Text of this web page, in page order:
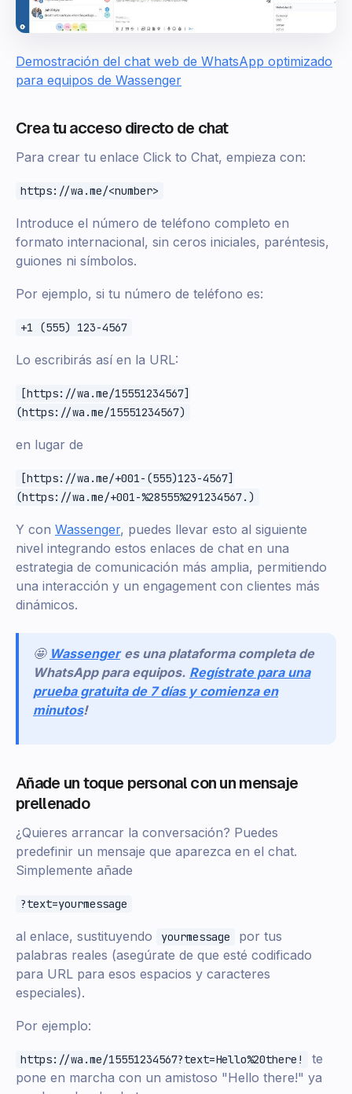
Demostración del chat web de WhatsApp optimizado
para equipos de Wassenger
Crea tu acceso directo de chat
Para crear tu enlace Click to Chat, empieza con:
https://wa.me/<number>
Introduce el número de teléfono completo en
formato internacional, sin ceros iniciales, paréntesis,
guiones ni símbolos.
Por ejemplo, si tu número de teléfono es:
+1 (555) 123-4567
Lo escribirás así en la URL:
[https://wa.me/15551234567]
(https://wa.me/15551234567)
en lugar de
[https://wa.me/+001-(555)123-4567]
(https://wa.me/+001-%28555%291234567.)
Y con Wassenger, puedes llevar esto al siguiente
nivel integrando estos enlaces de chat en una
estrategia de comunicación más amplia, permitiendo
una interacción y un engagement con clientes más
dinámicos.
🤩 Wassenger es una plataforma completa de
WhatsApp para equipos. Regístrate para una
prueba gratuita de 7 días y comienza en
minutos!
Añade un toque personal con un mensaje
prellenado
¿Quieres arrancar la conversación? Puedes
predefinir un mensaje que aparezca en el chat.
Simplemente añade
?text=yourmessage
al enlace, sustituyendo yourmessage
por tus
palabras reales (asegúrate de que esté codificado
para URL para esos espacios y caracteres
especiales).
Por ejemplo:
https://wa.me/15551234567?text=Hello%20there!
te
pone en marcha con un amistoso "Hello there!" ya